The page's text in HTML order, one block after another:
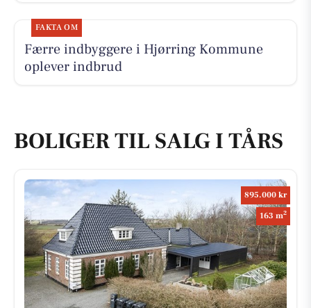
FAKTA OM
Færre indbyggere i Hjørring Kommune
oplever indbrud
BOLIGER TIL SALG I TÅRS
895.000 kr
163 m2